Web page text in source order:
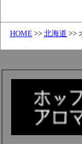
HOME >> 北海道 >>